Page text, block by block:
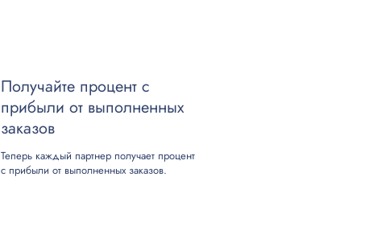
300
Получайте процент с
прибыли от выполненных
заказов
Теперь каждый партнер получает процент
с прибыли от выполненных заказов.